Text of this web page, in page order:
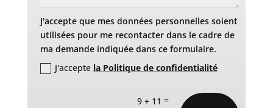
J'accepte que mes données personnelles soient
utilisées pour me recontacter dans le cadre de
ma demande indiquée dans ce formulaire.
J'accepte la Politique de confidentialité
9 + 11 =